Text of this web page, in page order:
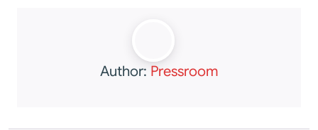
Author: Pressroom